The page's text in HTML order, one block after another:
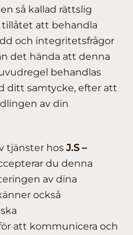
så kallad rättslig
tillåtet att behandla
och integritetsfrågor
det hända att denna
behandlas
ditt samtycke, efter att
av din
tjänster hosJ.S –
du denna
av dina
också
att kommunicera och